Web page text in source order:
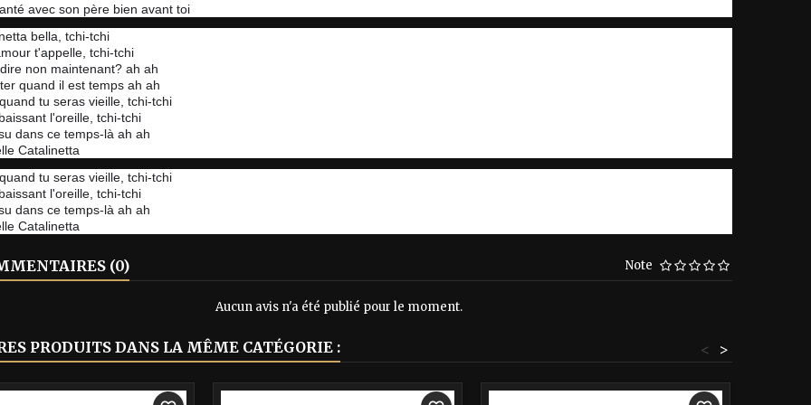
avec son père bien avant toi
bella, tchi-tchi
t'appelle, tchi-tchi
non maintenant? ah ah
quand il est temps ah ah
tu seras vieille, tchi-tchi
l'oreille, tchi-tchi
dans ce temps-là ah ah
Catalinetta
tu seras vieille, tchi-tchi
l'oreille, tchi-tchi
dans ce temps-là ah ah
Catalinetta
(0) Note
Aucun avis n'a été publié pour le moment.
PRODUITS DANS LA MÊME CATÉGORIE : >
<